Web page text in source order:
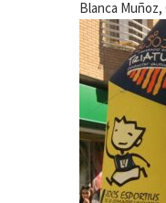
Blanca Muñoz,